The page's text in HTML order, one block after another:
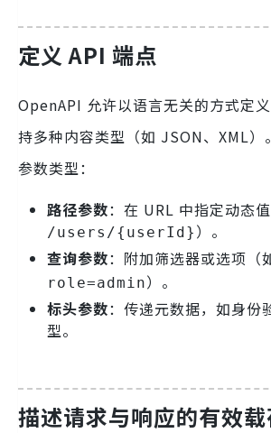
定义 API 端点
OpenAPI 允许以语言无关的方式定
持多种内容类型（如 JSON、XML）
参数类型：
路径参数：在 URL 中指定动态
/users/{userId} ）。
查询参数：附加筛选器或选项（
role=admin）。
标头参数：传递元数据，如身份
型。
描述请求与响应的有效载